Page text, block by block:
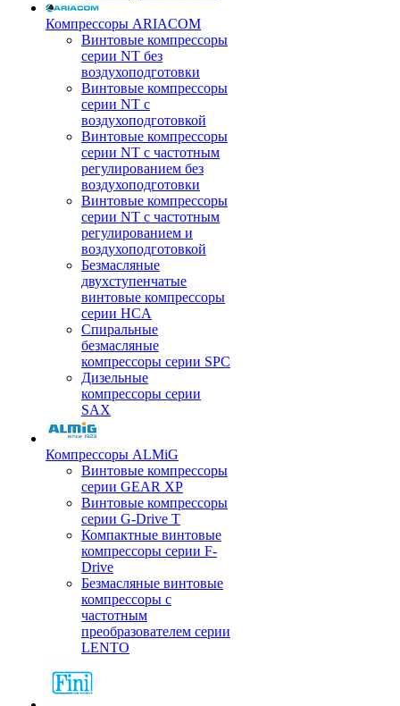
Компрессоры ARIACOM
Винтовые компрессоры
серии NT без
воздухоподготовки
Винтовые компрессоры
серии NT c
воздухоподготовкой
Винтовые компрессоры
серии NT с частотным
регулированием без
воздухоподготовки
Винтовые компрессоры
серии NT с частотным
регулированием и
воздухоподготовкой
Безмасляные
двухступенчатые
винтовые компрессоры
серии HCA
Спиральные
безмасляные
компрессоры серии SPC
Дизельные
компрессоры серии
SAX
Компрессоры ALMiG
Винтовые компрессоры
серии GEAR XP
Винтовые компрессоры
серии G-Drive T
Компактные винтовые
компрессоры серии F-
Drive
Безмасляные винтовые
компрессоры с
частотным
преобразователем серии
LENTO